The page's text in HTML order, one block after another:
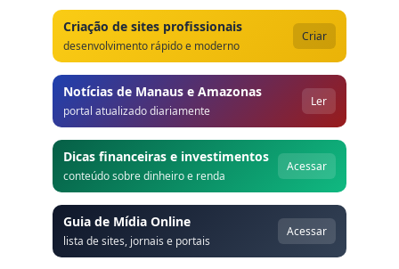
Criação de sites profissionais
desenvolvimento rápido e moderno
Criar
Notícias de Manaus e Amazonas
portal atualizado diariamente
Ler
Dicas financeiras e investimentos
conteúdo sobre dinheiro e renda
Acessar
Guia de Mídia Online
lista de sites, jornais e portais
Acessar